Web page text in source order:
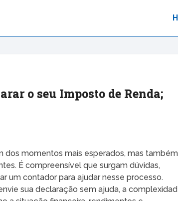
o seu Imposto de Renda;
dos momentos mais esperados, mas também
É compreensível que surgam dúvidas,
um contador para ajudar nesse processo.
sua declaração sem ajuda, a